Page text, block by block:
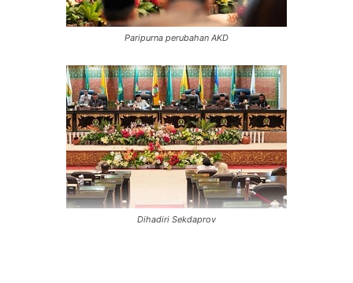
Paripurna perubahan AKD
Dihadiri Sekdaprov